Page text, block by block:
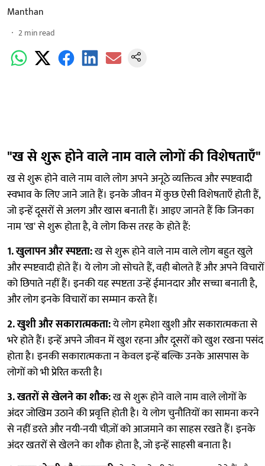
Manthan
2min read
"ख से शुरू होने वाले नाम वाले लोगों की विशेषताएँ"
ख से शुरू होने वाले नाम वाले लोग अपने अनूठे व्यक्तित्व और स्पष्टवादी
स्वभाव के लिए जाने जाते हैं। इनके जीवन में कुछ ऐसी विशेषताएँ होती हैं,
जो इन्हें दूसरों से अलग और खास बनाती हैं। आइए जानते हैं कि जिनका
नाम 'ख' से शुरू होता है, वे लोग किस तरह के होते हैं:
1. खुलापन और स्पष्टता:ख से शुरू होने वाले नाम वाले लोग बहुत खुले
और स्पष्टवादी होते हैं। ये लोग जो सोचते हैं, वही बोलते हैं और अपने विचारों
को छिपाते नहीं हैं। इनकी यह स्पष्टता उन्हें ईमानदार और सच्चा बनाती है,
और लोग इनके विचारों का सम्मान करते हैं।
2. खुशी और सकारात्मकता:ये लोग हमेशा खुशी और सकारात्मकता से
भरे होते हैं। इन्हें अपने जीवन में खुश रहना और दूसरों को खुश रखना पसंद
होता है। इनकी सकारात्मकता न केवल इन्हें बल्कि उनके आसपास के
लोगों को भी प्रेरित करती है।
3. खतरों से खेलने का शौक:ख से शुरू होने वाले नाम वाले लोगों के
अंदर जोखिम उठाने की प्रवृत्ति होती है। ये लोग चुनौतियों का सामना करने
से नहीं डरते और नयी-नयी चीज़ों को आजमाने का साहस रखते हैं। इनके
अंदर खतरों से खेलने का शौक होता है, जो इन्हें साहसी बनाता है।